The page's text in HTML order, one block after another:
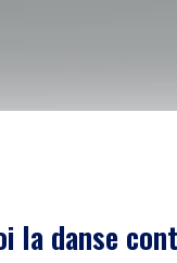
la danse